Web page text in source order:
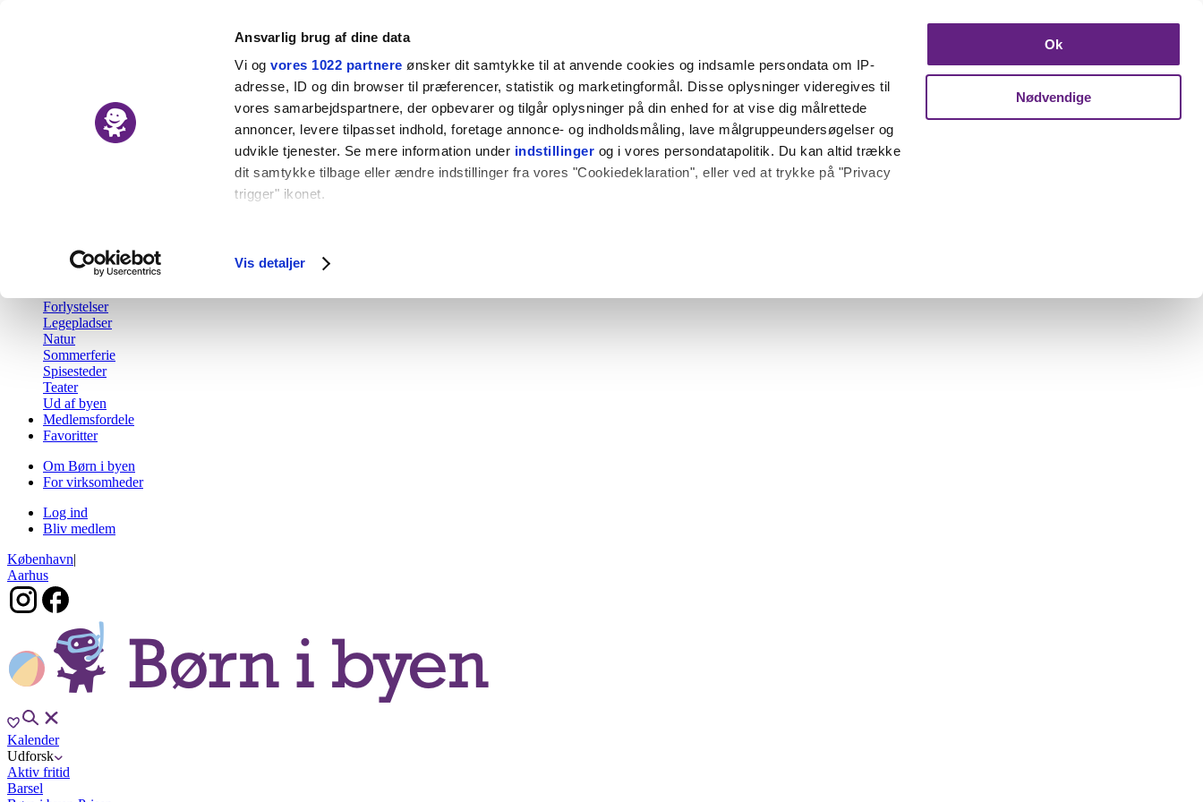
Ansvarlig brug af dine data
Vi ogvores 1022 partnere ønsker dit samtykke til at anvende cookies og indsamle persondata om IP-
adresse, ID og din browser til præferencer, statistik og marketingformål. Disse oplysninger videregives til
vores samarbejdspartnere, der opbevarer og tilgår oplysninger på din enhed for at vise dig målrettede
annoncer, levere tilpasset indhold, foretage annonce- og indholdsmåling, lave målgruppeundersøgelser og
udvikle tjenester. Se mere information under indstillinger og i vores persondatapolitik. Du kan altid trække
dit samtykke tilbage eller ændre indstillinger fra vores "Cookiedeklaration", eller ved at trykke på "Privacy
trigger" ikonet.
Indsamle præcise oplysninger om din placering, der kan være nøjagtig inden for få meter
Vis detaljer
Ok
Nødvendige
Børn i byen Prisen
Børnefødselsdag
Forlystelser
Legepladser
Natur
Sommerferie
Spisesteder
Teater
Ud af byen
Medlemsfordele
Favoritter
Om Børn i byen
For virksomheder
Log ind
Bliv medlem
København|
Aarhus
Kalender
Udforsk
Aktiv fritid
Barsel